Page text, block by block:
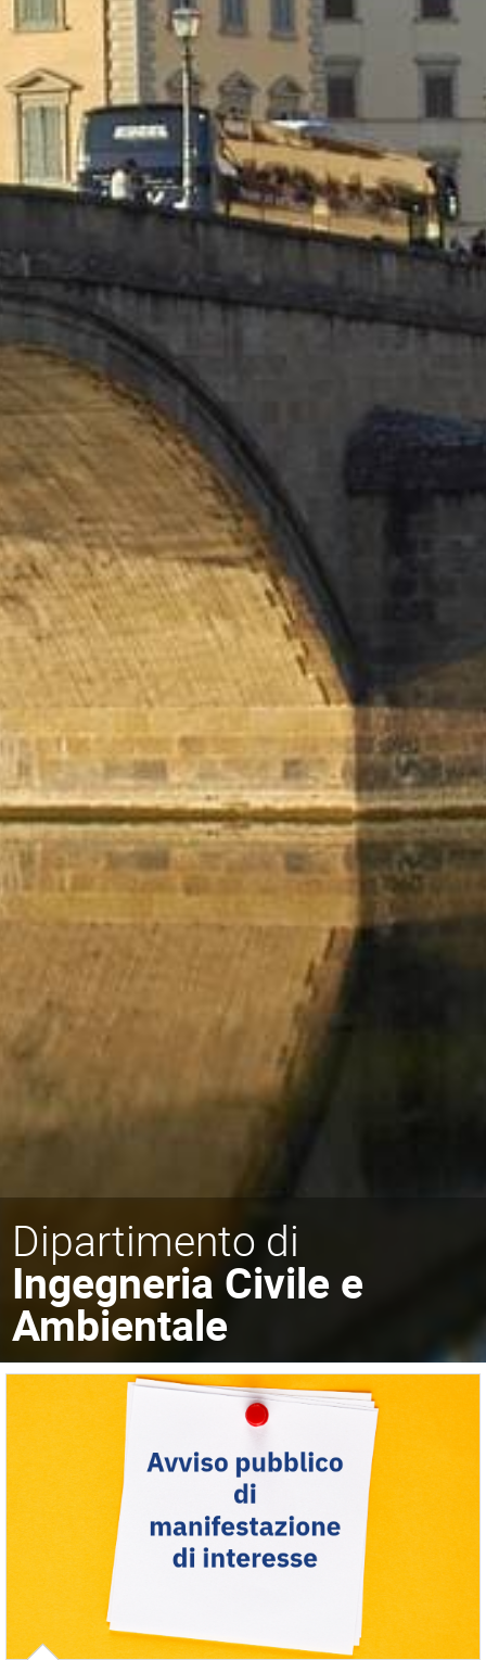
Dipartimento di
Ingegneria Civile e
Ambientale